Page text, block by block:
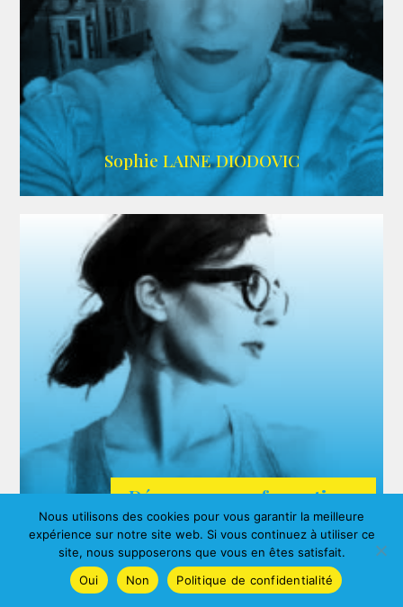
WIKIPEDIA
Sophie LAINE DIODOVIC
ARDA
Agnes ALBERNY
Découvrez nos formations
Nous utilisons des cookies pour vous garantir la meilleure
expérience sur notre site web. Si vous continuez à utiliser ce
site, nous supposerons que vous en êtes satisfait.
Oui
Non Politique de confidentialité